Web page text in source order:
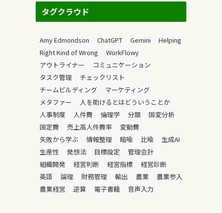
タグクラウド
Amy Edmondson ChatGPT Gemini
Helping
Right Kind of Wrong
WorkFlowy
アウトライナー
コミュニケーション
タスク管理
チェックリスト
チームビルディング
マーケティング
メタファー
人を助けるとはどういうことか
人事制度
人件費 倫理学 分類
固変分析
固定費
売上高人件費率
変動費
失敗から学ぶ
情報整理 暗喩 比喩
生成AI
生産性
発想法 目標設定
管理会計
組織開発
経営判断 経営指標
経営診断
英語
論理 財務管理 輸出 農業
農業参入
農業経営
逆算 電子書籍 音声入力